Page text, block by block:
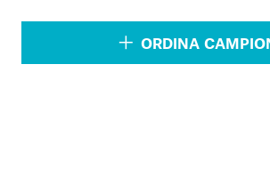
ORDINA